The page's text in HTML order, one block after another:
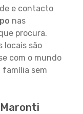
e contacto
nas
procura.
locais são
com o mundo
família sem